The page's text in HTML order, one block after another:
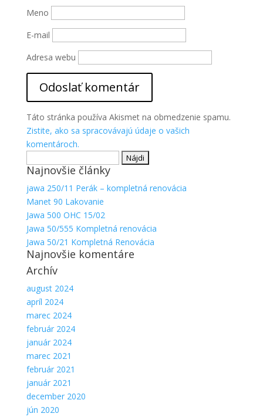
Meno
E-mail
Adresa webu
Táto stránka používa Akismet na obmedzenie spamu.
Zistite, ako sa spracovávajú údaje o vašich
komentároch.
Najnovšie články
jawa 250/11 Perák – kompletná renovácia
Manet 90 Lakovanie
Jawa 500 OHC 15/02
Jawa 50/555 Kompletná renovácia
Jawa 50/21 Kompletná Renovácia
Najnovšie komentáre
Archív
august 2024
apríl 2024
marec 2024
február 2024
január 2024
marec 2021
február 2021
január 2021
december 2020
jún 2020